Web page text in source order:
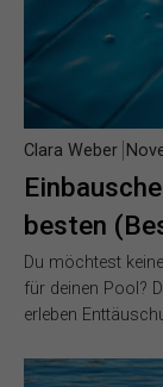
besten
Clara Weber
Du möchtest
für deinen Pool?
erleben